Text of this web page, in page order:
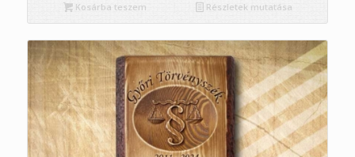
Kosárba teszem Részletek mutatása